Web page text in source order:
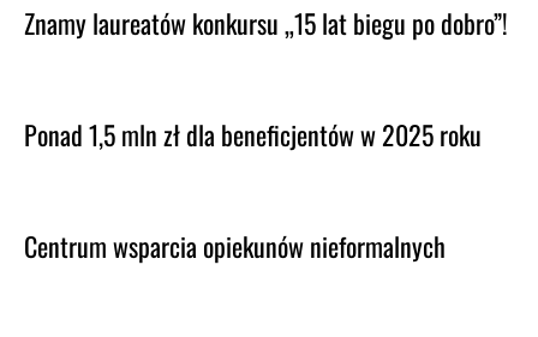
Znamy laureatów konkursu „15 lat biegu po dobro”!
Ponad 1,5 mln zł dla beneficjentów w 2025 roku
Centrum wsparcia opiekunów nieformalnych